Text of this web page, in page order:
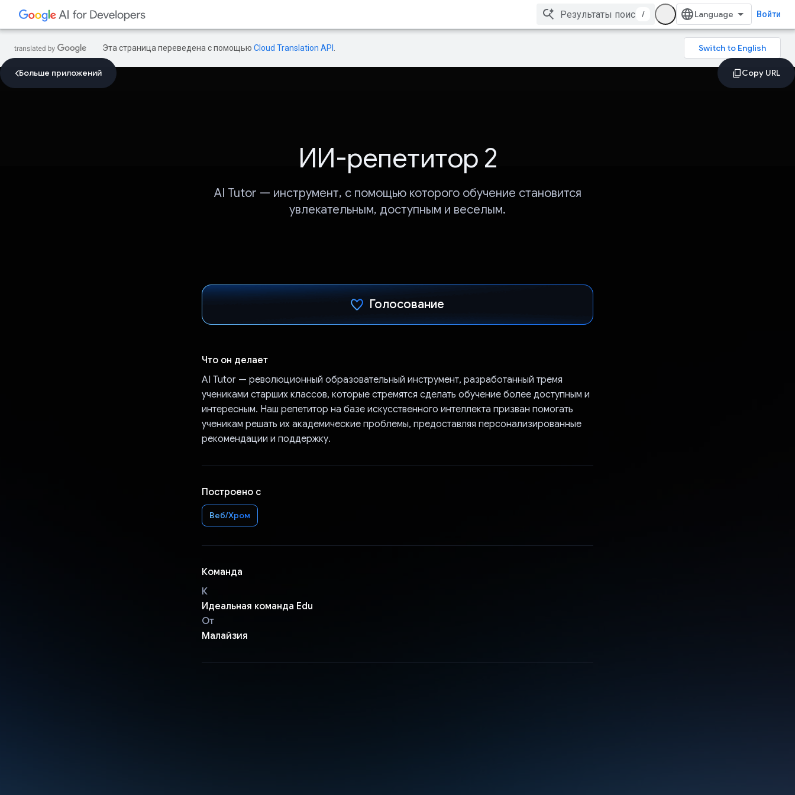
/ Войти
Эта страница переведена с помощью Cloud Translation API
Больше приложений
ИИ-репетитор 2
AI Tutor — инструмент, с помощью которого обучение становится
увлекательным, доступным и веселым.
Голосование
Что он делает
AI Tutor — революционный образовательный инструмент, разработанный тремя
учениками старших классов, которые стремятся сделать обучение более доступным и
интересным. Наш репетитор на базе искусственного интеллекта призван помогать
ученикам решать их академические проблемы, предоставляя персонализированные
рекомендации и поддержку.
Построено с
Веб/Хром
Команда
К
Идеальная команда Edu
От
Малайзия